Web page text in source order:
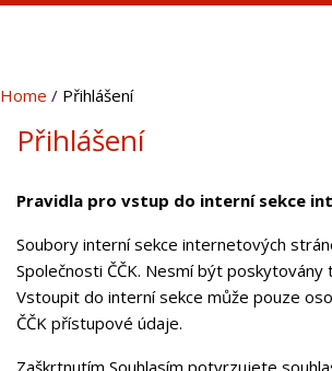
Home Přihlášení
Přihlášení
Pravidla pro vstup do interní sekce
Soubory interní sekce internetových
Společnosti ČČK. Nesmí být
Vstoupit do interní sekce může pouze
ČČK přístupové údaje.
Zaškrtnutím Souhlasím potvrzujete